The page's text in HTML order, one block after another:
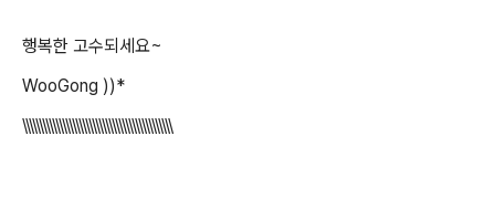
행복한 고수되세요~
WooGong ))*
\\\\\\\\\\\\\\\\\\\\\\\\\\\\\\\\\\\\\\\\\\\\\